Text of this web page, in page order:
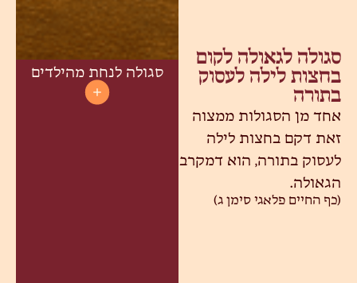
סגולה לגאולה לקום
בחצות לילה לעסוק
בתורה
אחד מן הסגולות ממצוה
זאת דקם בחצות לילה
לעסוק בתורה, הוא דמקרב
הגאולה.
(כף החיים פלאגי סימן ג)
סגולה לנחת מהילדים